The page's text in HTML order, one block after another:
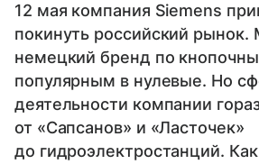
12 мая компания Siemens
покинуть российский рынок.
немецкий бренд по
популярным в нулевые. Но
деятельности компании
от «Сапсанов» и «Ласточек»
до гидроэлектростанций.